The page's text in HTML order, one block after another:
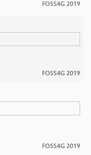
FOSS4G 2019
FOSS4G 2019
FOSS4G 2019